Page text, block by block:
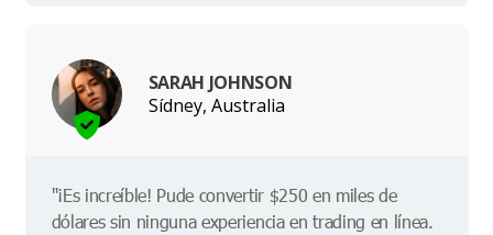
SARAH JOHNSON
Sídney, Australia
"¡Es increíble! Pude convertir $250 en miles de
dólares sin ninguna experiencia en trading en línea.